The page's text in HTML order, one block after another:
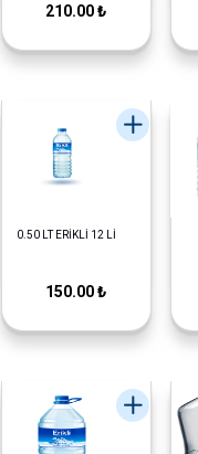
210.00 ₺
0.50 LT ERİKLİ 12 Lİ
150.00 ₺